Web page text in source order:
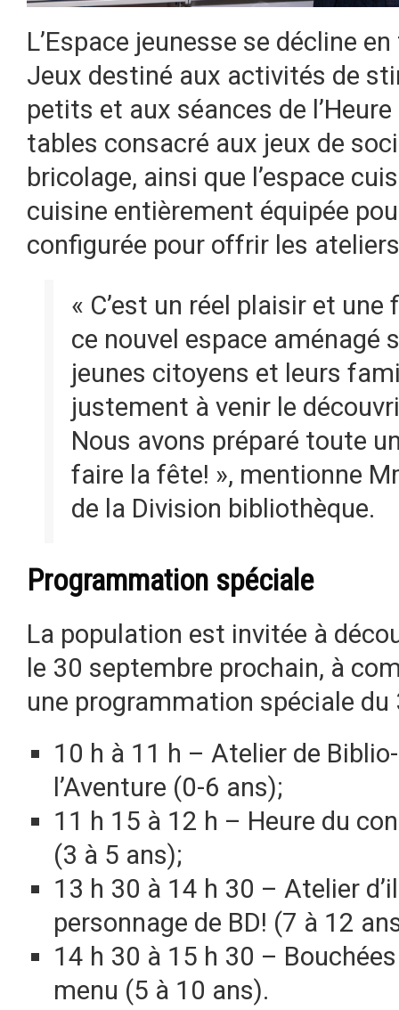
L’Espace jeunesse se décline
Jeux destiné aux activités de
petits et aux séances de
tables consacré aux jeux de
bricolage, ainsi que l’espace
cuisine entièrement équipée
configurée pour offrir les
« C’est un réel plaisir et
ce nouvel espace aménagé
jeunes citoyens et leurs
justement à venir le
Nous avons préparé toute
faire la fête! », mentionne
de la Division bibliothèque.
Programmation spéciale
La population est invitée à
le 30 septembre prochain, à
une programmation spéciale du
10 h à 11 h – Atelier de
l’Aventure (0-6 ans);
11 h 15 à 12 h – Heure du
(3 à 5 ans);
13 h 30 à 14 h 30 – Atelier
personnage de BD! (7 à 12
14 h 30 à 15 h 30 –
menu (5 à 10 ans).